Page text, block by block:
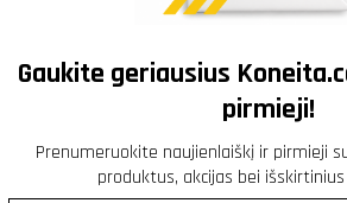
Gaukite geriausius
pirmieji!
Prenumeruokite naujienlaiškį ir pirmieji
produktus, akcijas bei